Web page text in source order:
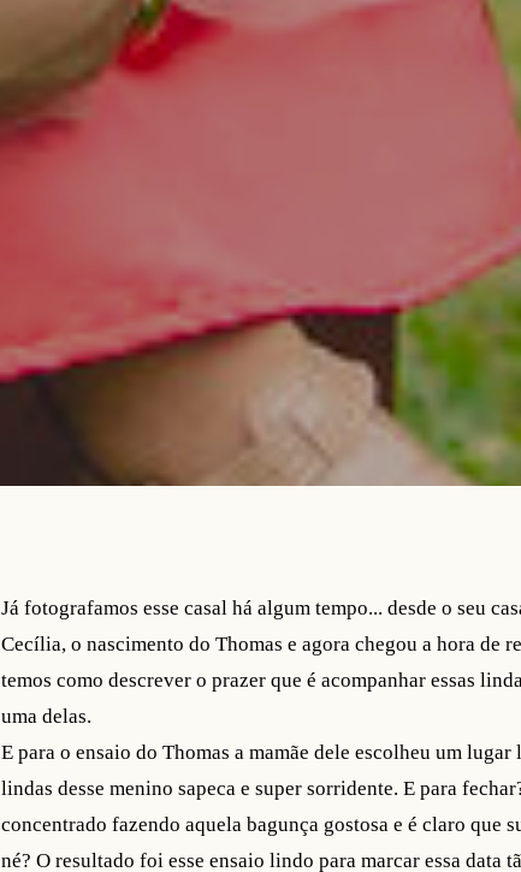
Já fotografamos esse casal há algum tempo... desde o seu
Cecília, o nascimento do Thomas e agora chegou a hora de
temos como descrever o prazer que é acompanhar essas
uma delas.
E para o ensaio do Thomas a mamãe dele escolheu um
lindas desse menino sapeca e super sorridente. E para
concentrado fazendo aquela bagunça gostosa e é claro que
né? O resultado foi esse ensaio lindo para marcar essa data